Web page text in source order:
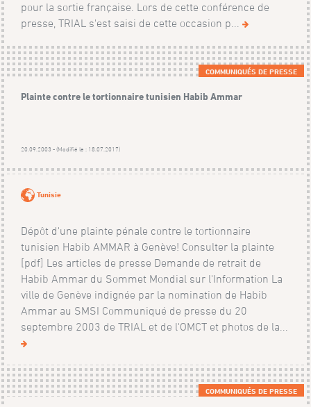
pour la sortie française. Lors de cette conférence de
presse, TRIAL s'est saisi de cette occasion p...
COMMUNIQUÉS DE PRESSE
Plainte contre le tortionnaire tunisien Habib Ammar
20.09.2003 - (Modifié le : 18.07.2017)
Tunisie
Dépôt d'une plainte pénale contre le tortionnaire
tunisien Habib AMMAR à Genève! Consulter la plainte
[pdf] Les articles de presse Demande de retrait de
Habib Ammar du Sommet Mondial sur l'Information La
ville de Genève indignée par la nomination de Habib
Ammar au SMSI Communiqué de presse du 20
septembre 2003 de TRIAL et de l'OMCT et photos de la...
COMMUNIQUÉS DE PRESSE